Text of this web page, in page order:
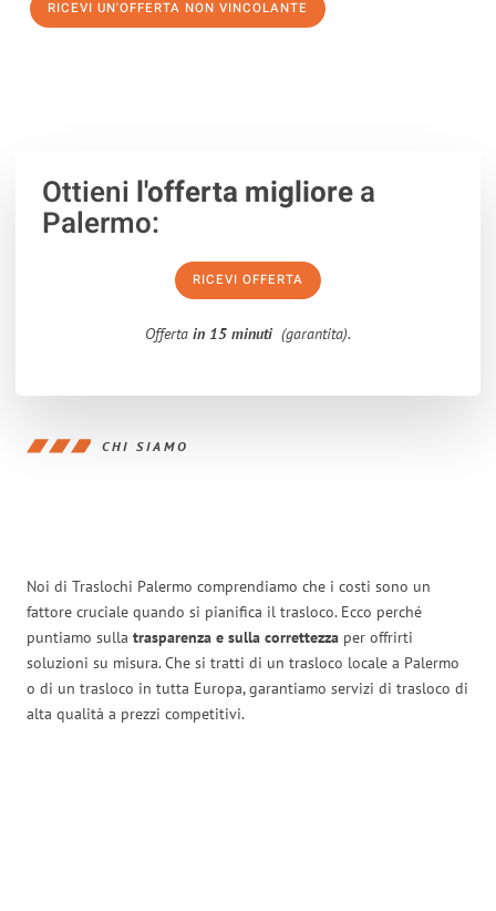
RICEVI UN'OFFERTA NON VINCOLANTE
Ottieni l'offerta migliorea
Palermo:
RICEVI OFFERTA
Offerta in 15 minuti (garantita).
CHI SIAMO
Noi di Traslochi Palermo comprendiamo che i costi sono un
fattore cruciale quando si pianifica il trasloco. Ecco perché
puntiamo sulla trasparenza e sulla correttezza per offrirti
soluzioni su misura. Che si tratti di un trasloco locale a Palermo
o di un trasloco in tutta Europa, garantiamo servizi di trasloco di
alta qualità a prezzi competitivi.